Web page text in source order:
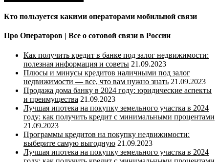
Кто пользуется какими операторами мобильной связи
Про Операторов | Все о сотовой связи в России
Как получить кредит в банке под залог недвижимости:
полезная информация и советы 21.09.2023
Плюсы и минусы кредитов наличными под залог
недвижимости — все, что вам нужно знать 21.09.2023
Продажа дома банку в 2024 году: юридические аспекты
и преимущества 21.09.2023
Лучшая ипотека на покупку земельного участка в 2024
году: как получить кредит с минимальными процентами
21.09.2023
Программы кредитов на покупку недвижимости:
выберите самую выгодную 21.09.2023
Лучшая ипотека на покупку земельного участка в 2024